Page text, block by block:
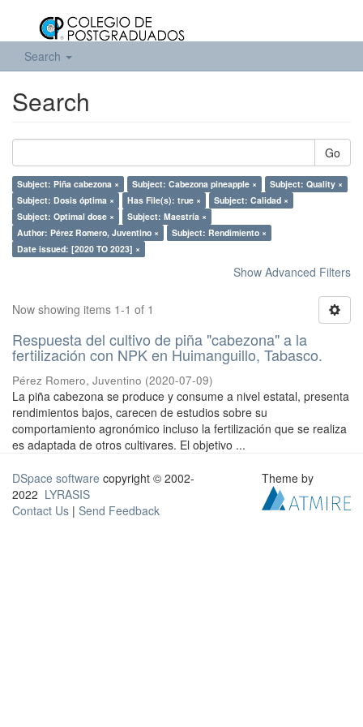
Search
Search
Go
Subject: Piña cabezona × Subject: Cabezona pineapple ×
Subject: Quality ×
Subject: Dosis óptima ×
Has File(s): true ×
Subject: Calidad ×
Subject: Optimal dose ×
Subject: Maestría ×
Author: Pérez Romero, Juventino ×
Subject: Rendimiento ×
Date issued: [2020 TO 2023] ×
Show Advanced Filters
Now showing items 1-1 of 1
Respuesta del cultivo de piña "cabezona" a la
fertilización con NPK en Huimanguillo, Tabasco.
Pérez Romero, Juventino (2020-07-09)
La piña cabezona se produce y consume a nivel estatal, presenta
rendimientos bajos, carecen de estudios sobre su
comportamiento agronómico incluso la fertilización que se realiza
es adaptada de otros cultivares. El objetivo ...
DSpace software copyright © 2002-
2022 LYRASIS
Contact Us | Send Feedback
Theme by